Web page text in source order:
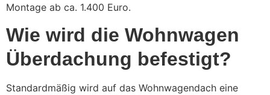
Montage ab ca. 1.400 Euro.
Wie wird die Wohnwagen
Überdachung befestigt?
Standardmäßig wird auf das Wohnwagendach eine